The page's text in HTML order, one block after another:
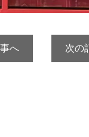
へ 次の